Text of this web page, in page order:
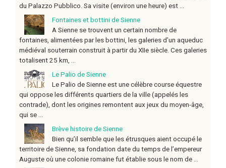
du Palazzo Pubblico. Sa visite (environ une heure) est ...
Fontaines et bottini de Sienne
A Sienne se trouvent un certain nombre de
fontaines, alimentées par les bottini, les galeries d’un aqueduc
médiéval souterrain construit à partir du XIIe siècle. Ces galeries
totalisent 25 km, ...
Le Palio de Sienne
Le Palio de Sienne est une célèbre course équestre
qui oppose les différents quartiers de la ville (appelés les
contrade), dont les origines remontent aux jeux du moyen-âge,
qui se ...
Brève histoire de Sienne
Bien qu’il semble que les étrusques aient occupé le
territoire de Sienne, sa fondation date du temps de l’empereur
Auguste où une colonie romaine fut établie sous le nom de ...